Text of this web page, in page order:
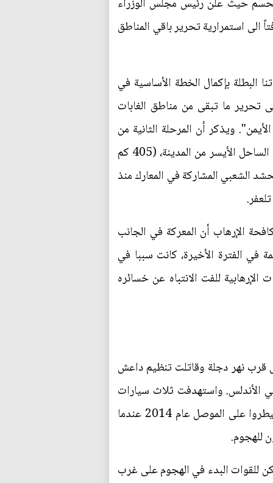
الحسم حيث علن رئيس مجلس الوزراء
الى استمرارية تحرير باقي المناطق
البطلة بإكمال الخطة الأساسية في
تحرير ما تبقى من مناطق الغابات
ويذكر أن المرحلة الثانية من
عمليات تحرير الموصل انطلقت، في (الـ29 من كانون الأول 2016 المنصرم)، لاستعادة ما تبقى من أحياء الساحل الأيسر من المدينة، (405 كم
الشعبي المشاركة في المعارك منذ
الإرهاب أن المعركة في الجانب
الفترة الأخيرة، كانت سببا في
للفت الانتباه عن خسائره
قرب نهر دجلة وقاتلت تنظيم داعش
هناك مما يقربها من السيطرة الكاملة على شرق المدينة. ووقعت الاشتباكات الأخيرة في حي الشرطة وحي الأندلس.‭ ‬واستهدفت ثلاث سيارات
ملغومة على الأقل القوات العراقية في حي الأندلس. وقال جهاز مكافحة الإرهاب إن المتشددين الذين سيطروا على الموصل عام 2014 عندما
للهجوم.
للقوات البدء في الهجوم على غرب